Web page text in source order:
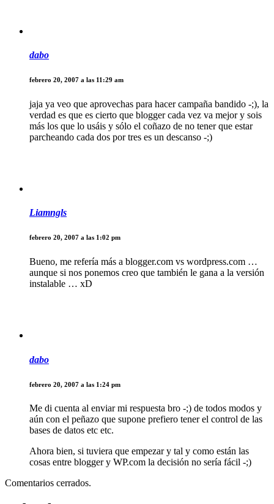
dabo
febrero 20, 2007 a las 11:29 am
jaja ya veo que aprovechas para hacer campaña bandido -;), la
verdad es que es cierto que blogger cada vez va mejor y sois
más los que lo usáis y sólo el coñazo de no tener que estar
parcheando cada dos por tres es un descanso -;)
Liamngls
febrero 20, 2007 a las 1:02 pm
Bueno, me refería más a blogger.com vs wordpress.com …
aunque si nos ponemos creo que también le gana a la versión
instalable … xD
dabo
febrero 20, 2007 a las 1:24 pm
Me di cuenta al enviar mi respuesta bro -;) de todos modos y
aún con el peñazo que supone prefiero tener el control de las
bases de datos etc etc.
Ahora bien, si tuviera que empezar y tal y como están las
cosas entre blogger y WP.com la decisión no sería fácil -;)
Comentarios cerrados.